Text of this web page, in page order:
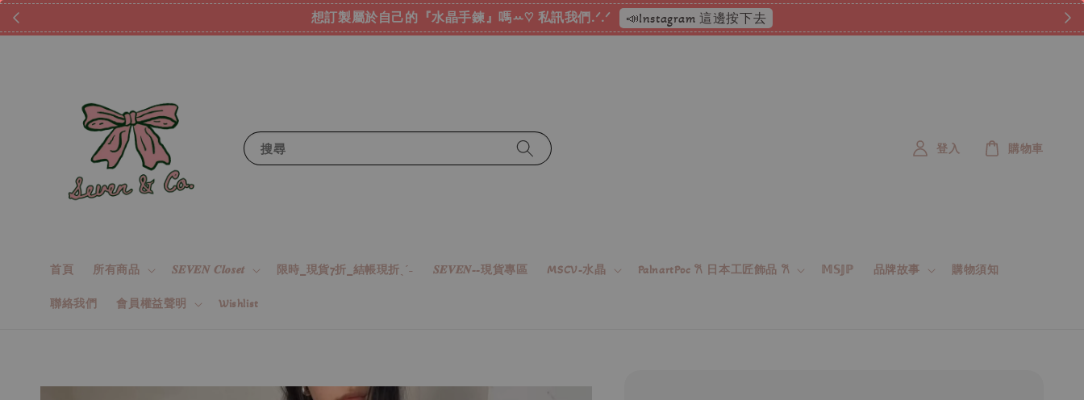
按下去 ♡ 加入會員消費累積折扣點數 ⟢ 消費滿𝟐𝟎𝟎𝟎元即享免運唷 ✿ ˎˊ˗ 現在就GO！
搜尋
首頁 所有商品 𝑺𝑬𝑽𝑬𝑵 𝑪𝒍𝒐𝒔𝒆𝒕 限時_現貨7折_結帳現折ˎˊ˗ 𝑺𝑬𝑽𝑬𝑵--現貨專區 MSCV-水晶 PalnartPoc 𐙚 日本工匠飾品 𐙚 𝕄𝕊𝕁ℙ 品牌故事 購物須知
聯絡我們 會員權益聲明 Wishlist
登入 購物車